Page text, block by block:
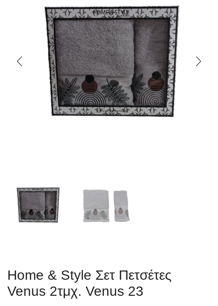
Home & Style Σετ Πετσέτες
Venus 2τμχ. Venus 23